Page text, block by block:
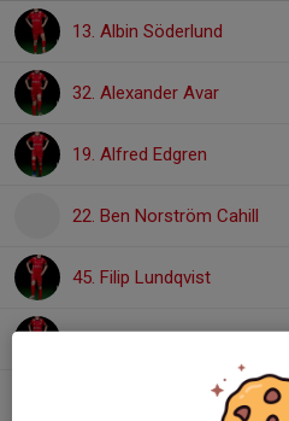
13. Albin Söderlund
32. Alexander Avar
19. Alfred Edgren
22. Ben Norström Cahill
45. Filip Lundqvist
5. Gustaf Danielsson Funck